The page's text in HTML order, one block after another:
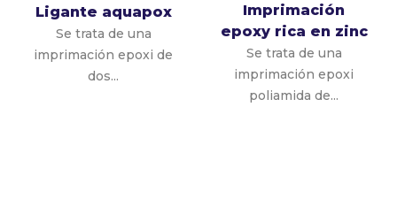
Ligante aquapox
Se trata de una
imprimación epoxi de
dos...
Imprimación
epoxy rica en zinc
Se trata de una
imprimación epoxi
poliamida de...